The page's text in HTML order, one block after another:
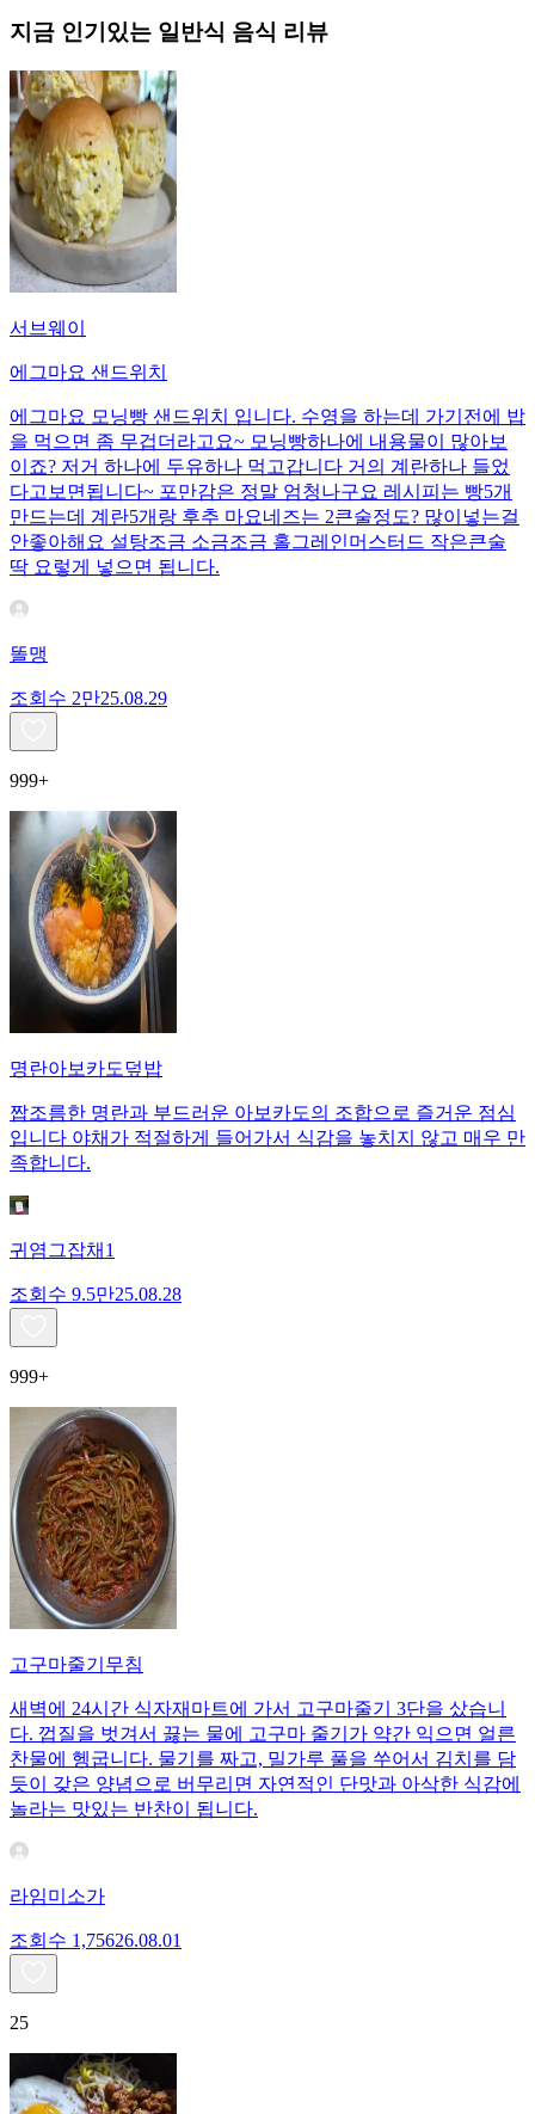
지금 인기있는 일반식 음식 리뷰
서브웨이
에그마요 샌드위치
에그마요 모닝빵 샌드위치 입니다. 수영을 하는데 가기전에 밥
을 먹으면 좀 무겁더라고요~ 모닝빵하나에 내용물이 많아보
이죠? 저거 하나에 두유하나 먹고갑니다 거의 계란하나 들었
다고보면됩니다~ 포만감은 정말 엄청나구요 레시피는 빵5개
만드는데 계란5개랑 후추 마요네즈는 2큰술정도? 많이넣는걸
안좋아해요 설탕조금 소금조금 홀그레인머스터드 작은큰술
딱 요렇게 넣으면 됩니다.
똘맹
조회수 2만25.08.29
999+
명란아보카도덮밥
짭조름한 명란과 부드러운 아보카도의 조합으로 즐거운 점심
입니다 야채가 적절하게 들어가서 식감을 놓치지 않고 매우 만
족합니다.
귀염그잡채1
조회수 9.5만25.08.28
999+
고구마줄기무침
새벽에 24시간 식자재마트에 가서 고구마줄기 3단을 샀습니
다. 껍질을 벗겨서 끓는 물에 고구마 줄기가 약간 익으면 얼른
찬물에 헹굽니다. 물기를 짜고, 밀가루 풀을 쑤어서 김치를 담
듯이 갖은 양념으로 버무리면 자연적인 단맛과 아삭한 식감에
놀라는 맛있는 반찬이 됩니다.
라임미소가
조회수 1,75626.08.01
25